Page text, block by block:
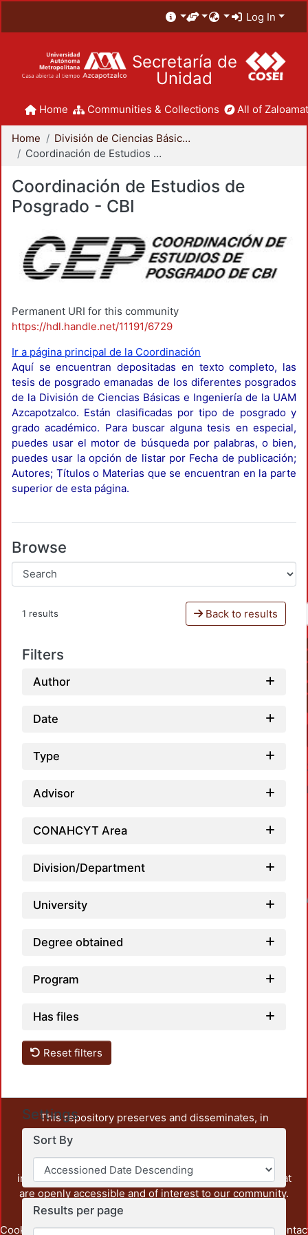
Log In
Secretaría de
Unidad
Home Communities & Collections All of
Home
División de Ciencias Básicas e Ingeniería
Coordinación de Estudios de Posgrado - CBI
Coordinación de Estudios de
Posgrado - CBI
Permanent URI for this community
https://hdl.handle.net/11191/6729
Ir a página principal de la Coordinación
Aquí se encuentran depositadas en texto completo, las
tesis de posgrado emanadas de los diferentes posgrados
de la División de Ciencias Básicas e Ingeniería de la UAM
Azcapotzalco. Están clasificadas por tipo de posgrado y
grado académico. Para buscar alguna tesis en especial,
puedes usar el motor de búsqueda por palabras, o bien,
puedes usar la opción de listar por Fecha de publicación;
Autores; Títulos o Materias que se encuentran en la parte
superior de esta página.
Browse
1 results Back to results
Filters
Author
Date
Type
Advisor
CONAHCYT Area
Division/Department
University
Degree obtained
Program
Has files
Reset filters
Settings
Sort By
Results per page
This repository preserves and disseminates, in
unrestricted open access, the teaching and research
output of UAM Azcapotzalco. It also includes some
administrative and graphic documents from the
institution, as well as content from other institutions that
are openly accessible and of interest to our community.
Cookie Privacy End User Send